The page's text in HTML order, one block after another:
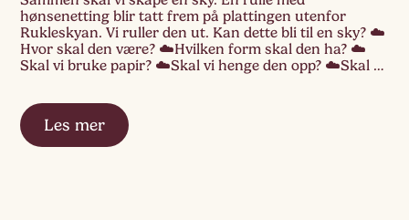
hønsenetting blir tatt frem på plattingen utenfor
Rukleskyan. Vi ruller den ut. Kan dette bli til en sky? ☁️
Hvor skal den være? ☁️Hvilken form skal den ha? ☁️
Skal vi bruke papir? ☁️Skal vi henge den opp? ☁️Skal vi
Les mer